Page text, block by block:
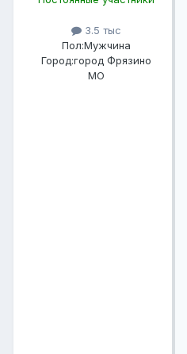
3.5 тыс
Пол:Мужчина
Город:город Фрязино
МО